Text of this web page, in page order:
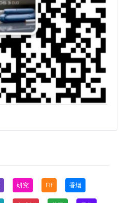
研究 Elf 香烟